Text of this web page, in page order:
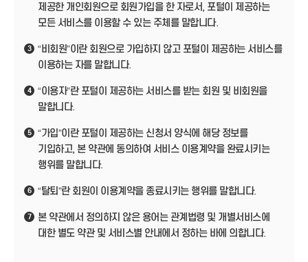
제공한 개인회원으로 회원가입을 한 자로서, 포털이 제공하는
모든 서비스를 이용할 수 있는 주체를 말합니다.
3
“비회원”이란 회원으로 가입하지 않고 포털이 제공하는 서비스를
이용하는 자를 말합니다.
4
“이용자”란 포털이 제공하는 서비스를 받는 회원 및 비회원을
말합니다.
5
“가입”이란 포털이 제공하는 신청서 양식에 해당 정보를
기입하고, 본 약관에 동의하여 서비스 이용계약을 완료시키는
행위를 말합니다.
6 “탈퇴”란 회원이 이용계약을 종료시키는 행위를 말합니다.
7
본 약관에서 정의하지 않은 용어는 관계법령 및 개별서비스에
대한 별도 약관 및 서비스별 안내에서 정하는 바에 의합니다.